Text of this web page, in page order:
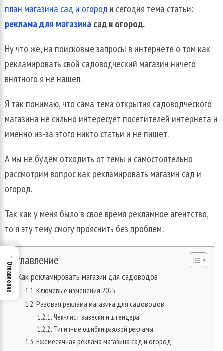
план магазина сад и огород и сегодня тема статьи:
реклама для магазинасад и огород.
Ну что же, на поисковые запросы в интернете о том как
рекламировать свой садоводческий магазин ничего
внятного я не нашел.
Я так понимаю, что сама тема открытия садоводческого
магазина не сильно интересует посетителей интернета и
именно из-за этого никто статьи и не пишет.
А мы не будем отходить от темы и самостоятельно
рассмотрим вопрос как рекламировать магазин сад и
огород.
Так как у меня было в свое время рекламное агентство,
то я эту тему смогу прояснить без проблем:
Оглавление
Как рекламировать магазин для садоводов
Ключевые изменения 2025
Разовая реклама магазина для садоводов
Чек-лист вывески и штендера
Типичные ошибки разовой рекламы
Ежемесячная реклама магазина сад и огород
→
Оглавление